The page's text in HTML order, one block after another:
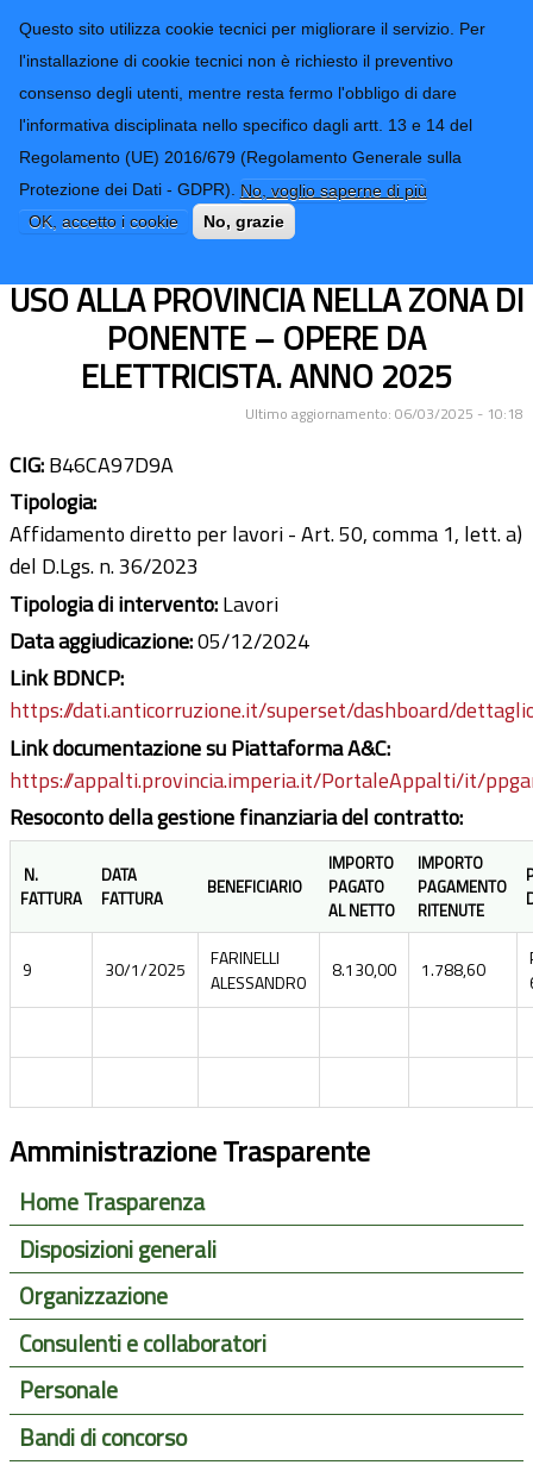
Questo sito utilizza cookie tecnici per migliorare il servizio. Per
l'installazione di cookie tecnici non è richiesto il preventivo
consenso degli utenti, mentre resta fermo l'obbligo di dare
l'informativa disciplinata nello specifico dagli artt. 13 e 14 del
Regolamento (UE) 2016/679 (Regolamento Generale sulla
Protezione dei Dati - GDPR). No, voglio saperne di più
OK, accetto i cookie
No, grazie
Provincia di
Imperia
CONTATTI-URP
TRASPARENZA
Form di ricerca
LAVORI DI MANUTENZIONE
ORDINARIA PRESSO GLI EDIFICI
USO ALLA PROVINCIA NELLA ZONA DI
PONENTE – OPERE DA
ELETTRICISTA. ANNO 2025
Ultimo aggiornamento: 06/03/2025 - 10:18
CIG:B46CA97D9A
Tipologia:
Affidamento diretto per lavori - Art. 50, comma 1, lett. a)
del D.Lgs. n. 36/2023
Tipologia di intervento:Lavori
Data aggiudicazione:05/12/2024
Link BDNCP:
https://dati.anticorruzione.it/superset/dashboard/
Link documentazione su Piattaforma A&C:
https://appalti.provincia.imperia.it/PortaleAppalti/it/
Resoconto della gestione finanziaria del contratto:
N.
FATTURA
DATA
FATTURA
BENEFICIARIO
IMPORTO
PAGATO
AL NETTO
IMPORTO
PAGAMENTO
RITENUTE
9 30/1/2025
FARINELLI
ALESSANDRO
8.130,00 1.788,60
Amministrazione Trasparente
Home Trasparenza
Disposizioni generali
Organizzazione
Consulenti e collaboratori
Personale
Bandi di concorso